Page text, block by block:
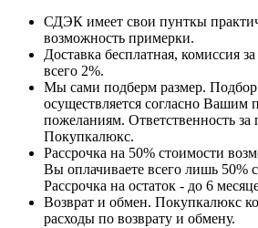
СДЭК имеет свои пунткы
возможность примерки.
Доставка бесплатная, комиссия
всего 2%.
Мы сами подберм размер. Подбор
осуществляется согласно Вашим
пожеланиям. Ответственность за
Покупкалюкс.
Рассрочка на 50% стоимости
Вы оплачиваете всего лишь 50%
Рассрочка на остаток - до 6
Возврат и обмен. Покупкалюкс
расходы по возврату и обмену.